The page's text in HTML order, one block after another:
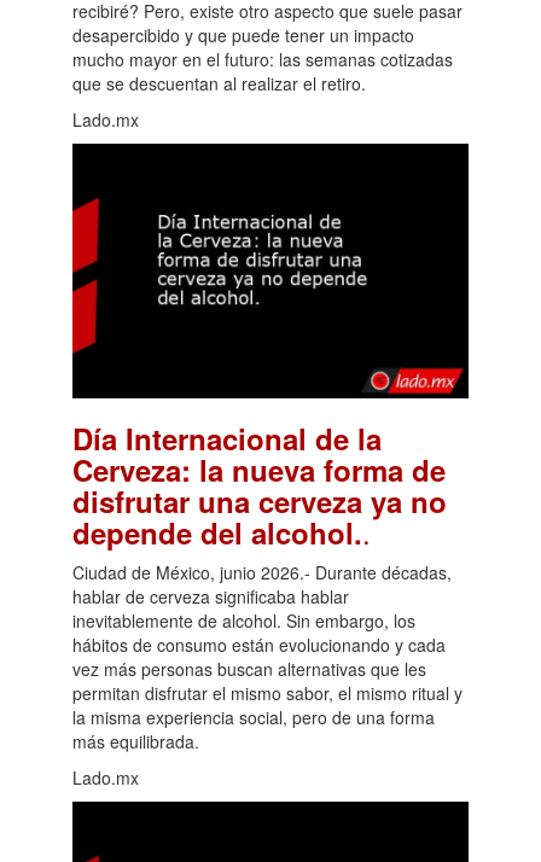
recibiré? Pero, existe otro aspecto que suele pasar
desapercibido y que puede tener un impacto
mucho mayor en el futuro: las semanas cotizadas
que se descuentan al realizar el retiro.
Lado.mx
Día Internacional de la
Cerveza: la nueva forma de
disfrutar una cerveza ya no
depende del alcohol..
Ciudad de México, junio 2026.- Durante décadas,
hablar de cerveza significaba hablar
inevitablemente de alcohol. Sin embargo, los
hábitos de consumo están evolucionando y cada
vez más personas buscan alternativas que les
permitan disfrutar el mismo sabor, el mismo ritual y
la misma experiencia social, pero de una forma
más equilibrada.
Lado.mx